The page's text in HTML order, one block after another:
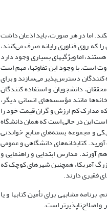
اما در هر صورت، باید اذعان داشت
را که روی فناوری رایانه صرف می‌کنند،
اما ویژگیهای بسیاری وجود دارد
است. با وجود این تفاوتها، مهم است
کنندگان دسترس‌پذیر می‌سازند و برای
دانشجویان و استفاده کنندگان
مانند مؤسسه‌های انسانی دیگر،
که مدارک کم ارزش و گران قیمت خود را
این در حالی است که همان دانشگاه
و مجموعه بسته‌های منابع خواندنی
کتابخانه‌های دانشگاهی و عمومی
آورند. مدارس ابتدایی و راهنمایی و
بزرگ آمریکا‌، همچنین شهرهای کوچک که
فقیری دارند.
مشابهی برای تأمین کتابها و یا
و اصلاح‌ناپذیر‌تر است.